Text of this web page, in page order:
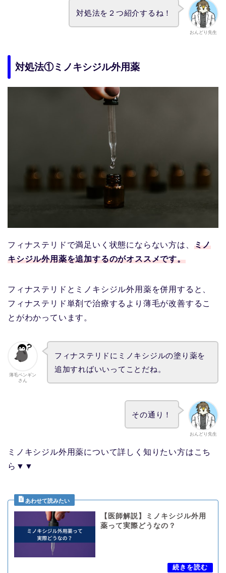
おんどり先生
対処法を２つ紹介するね！
対処法①ミノキシジル外用薬
フィナステリドで満足いく状態にならない方は、 ミノ
キシジル外用薬を追加するのがオススメです。
フィナステリドとミノキシジル外用薬を併用すると、
フィナステリド単剤で治療するより薄毛が改善するこ
とがわかっています。
薄毛ペンギン
さん
フィナステリドにミノキシジルの塗り薬を
追加すればいいってことだね。
おんどり先生
その通り！
ミノキシジル外用薬について詳しく知りたい方はこち
ら▼▼
【医師解説】ミノキシジル外用
薬って実際どうなの？